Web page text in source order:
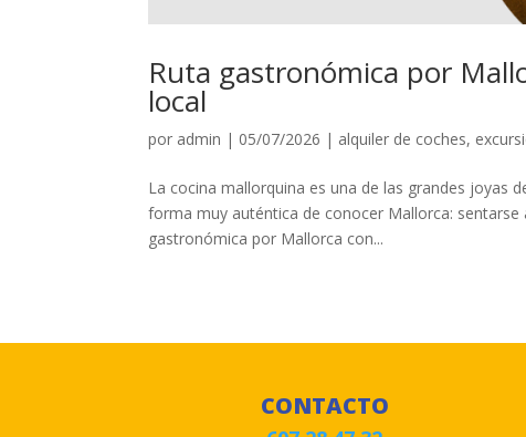
Ruta gastronómica por
local
por admin | 05/07/2026 | alquiler de coches,
La cocina mallorquina es una de las grandes joyas
forma muy auténtica de conocer Mallorca:
gastronómica por Mallorca con...
CONTACTO